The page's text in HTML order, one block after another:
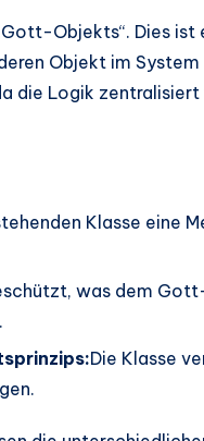
Objekts“. Dies ist
Objekt im
die Logik
Klasse eine
was dem
Die Klasse